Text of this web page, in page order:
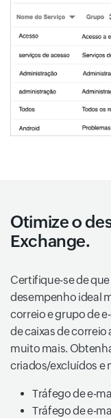
Otimize o
Exchange.
Certifique-se de que
desempenho ideal
correio e grupo de
de caixas de
muito mais.
criados/excluídos e
Tráfego de e-
Tráfego de e-